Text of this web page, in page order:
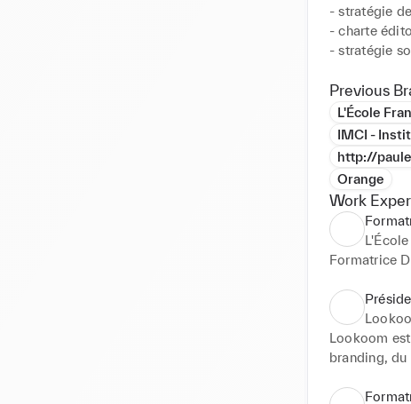
- stratégie
- charte
- stratégie
Très
nous
👀
Agences :
Office de
(pour les
Annonceurs
Yoga • La
• L'Hotel
Previous
L'École
IMCI -
http://
Orange
Work
Formatrice
Lookoom
branding,
Social